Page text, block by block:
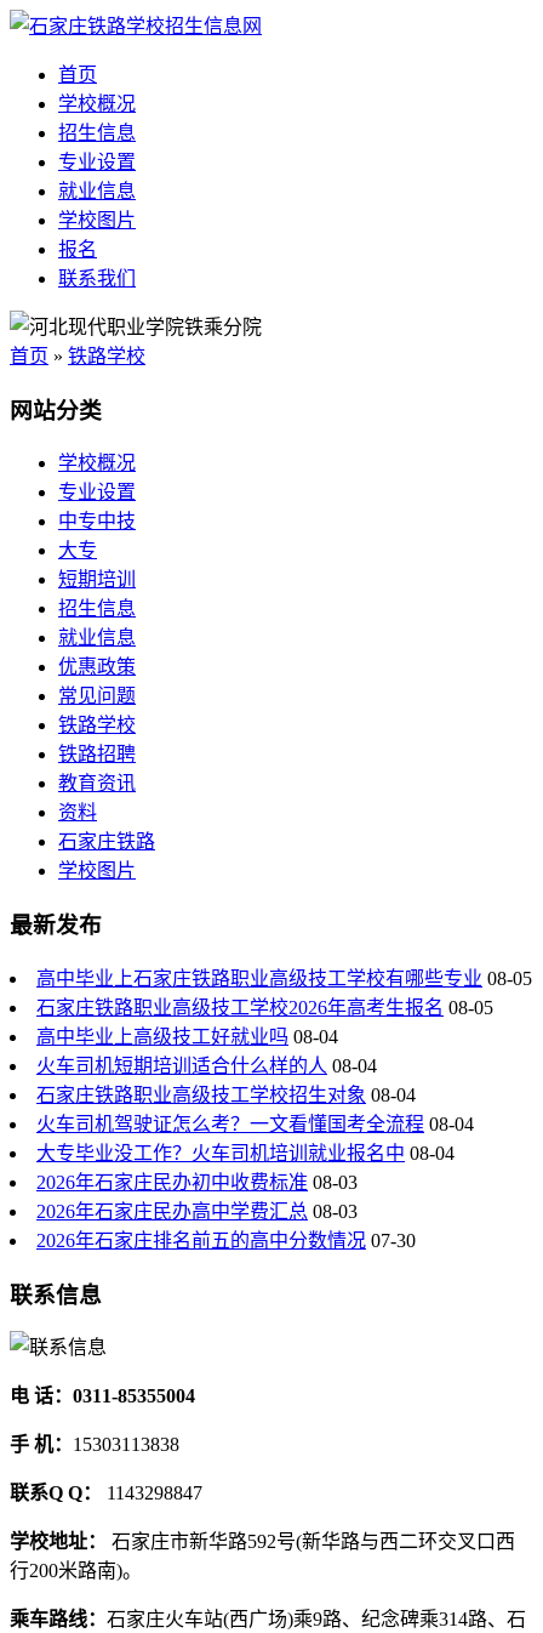
首页
学校概况
招生信息
专业设置
就业信息
学校图片
报名
联系我们
首页 » 铁路学校
网站分类
学校概况
专业设置
中专中技
大专
短期培训
招生信息
就业信息
优惠政策
常见问题
铁路学校
铁路招聘
教育资讯
资料
石家庄铁路
学校图片
最新发布
高中毕业上石家庄铁路职业高级技工学校有哪些专业 08-05
石家庄铁路职业高级技工学校2026年高考生报名 08-05
高中毕业上高级技工好就业吗 08-04
火车司机短期培训适合什么样的人 08-04
石家庄铁路职业高级技工学校招生对象 08-04
火车司机驾驶证怎么考？一文看懂国考全流程 08-04
大专毕业没工作？火车司机培训就业报名中 08-04
2026年石家庄民办初中收费标准 08-03
2026年石家庄民办高中学费汇总 08-03
2026年石家庄排名前五的高中分数情况 07-30
联系信息
电 话：0311-85355004
手 机： 15303113838
联系Q Q： 1143298847
学校地址： 石家庄市新华路592号(新华路与西二环交叉口西
行200米路南)。
乘车路线： 石家庄火车站(西广场)乘9路、纪念碑乘314路、石